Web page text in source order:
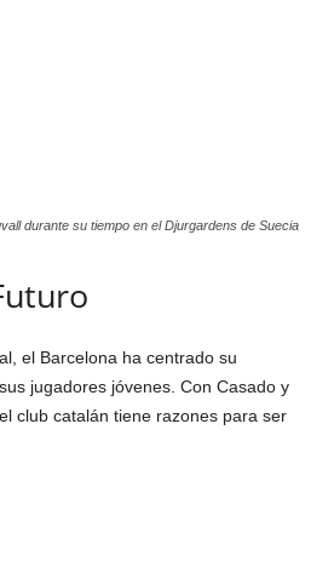
durante su tiempo en el Djurgardens de Suecia
el Barcelona ha centrado su
jugadores jóvenes. Con Casado y
club catalán tiene razones para ser